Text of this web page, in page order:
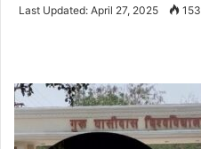
Last Updated: April 27, 2025 153